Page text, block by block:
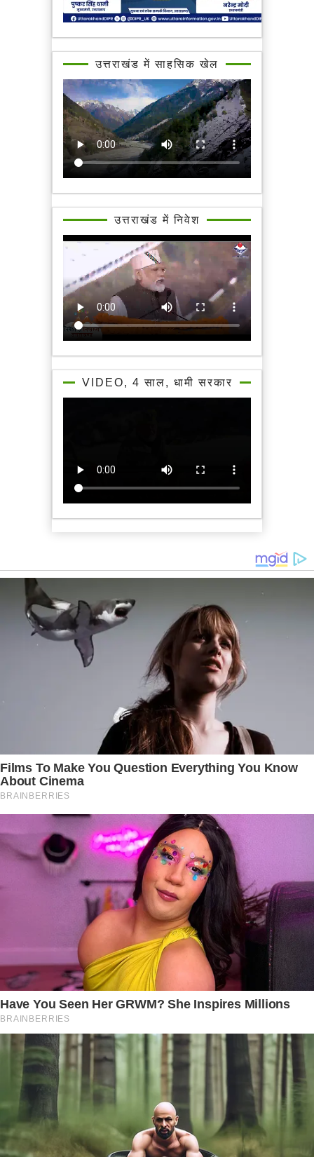
उत्तराखंड में साहसिक खेल
उत्तराखंड में निवेश
VIDEO, 4 साल, धामी सरकार